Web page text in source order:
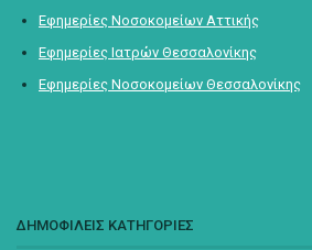
Εφημερίες Νοσοκομείων Αττικής
Εφημερίες Ιατρών Θεσσαλονίκης
Εφημερίες Νοσοκομείων Θεσσαλονίκης
ΔΗΜΟΦΙΛΕΙΣ ΚΑΤΗΓΟΡΙΕΣ